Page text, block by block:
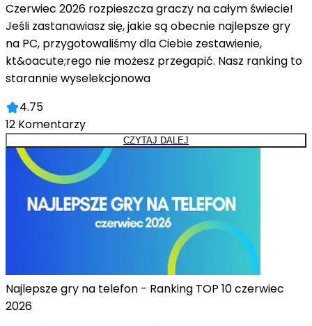
Czerwiec 2026 rozpieszcza graczy na całym świecie!
Jeśli zastanawiasz się, jakie są obecnie najlepsze gry
na PC, przygotowaliśmy dla Ciebie zestawienie,
kt&oacute;rego nie możesz przegapić. Nasz ranking to
starannie wyselekcjonowa
4.75
12 Komentarzy
CZYTAJ DALEJ
Najlepsze gry na telefon - Ranking TOP 10 czerwiec
2026